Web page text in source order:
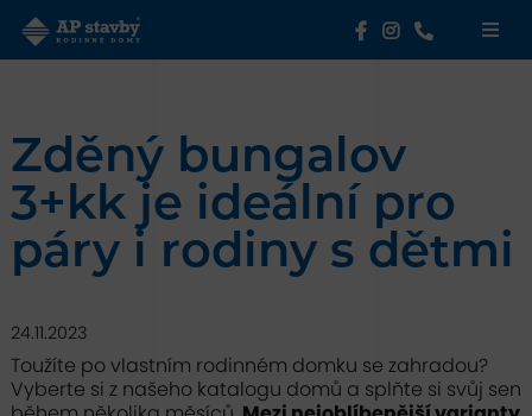
Zděný bungalov
3+kk je ideální pro
páry i rodiny s dětmi
24.11.2023
Toužíte po vlastním rodinném domku se zahradou?
Vyberte si z našeho katalogu domů a splňte si svůj sen